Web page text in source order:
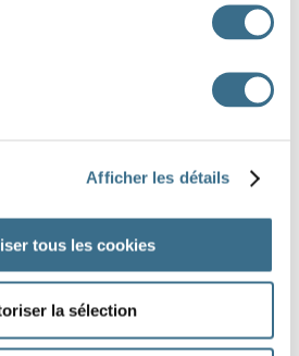
Afficher les détails
tous les cookies
la sélection
une robe bleue pour la
(sauter)